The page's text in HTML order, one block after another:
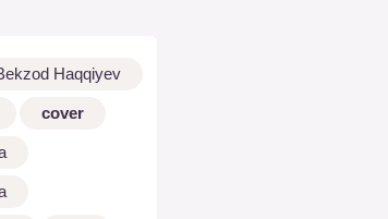
Haqqiyev
cover